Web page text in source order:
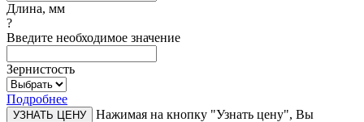
Длина, мм
?
Введите необходимое значение
Зернистость
Подробнее
УЗНАТЬ ЦЕНУ
Нажимая на кнопку "Узнать цену", Вы